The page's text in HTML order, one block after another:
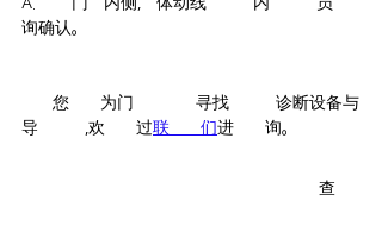
询确认。
如果您正在为门店或品牌寻找合适的诊断设备与
导入方案,欢迎通过联系我们进行咨询。
查看全部